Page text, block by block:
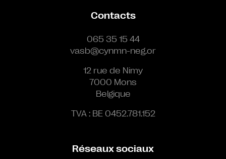
Contacts
065 35 15 44
vasb@cynmn-neg.or
12 rue de Nimy
7000 Mons
Belgique
TVA : BE 0452.781.152
Réseaux sociaux